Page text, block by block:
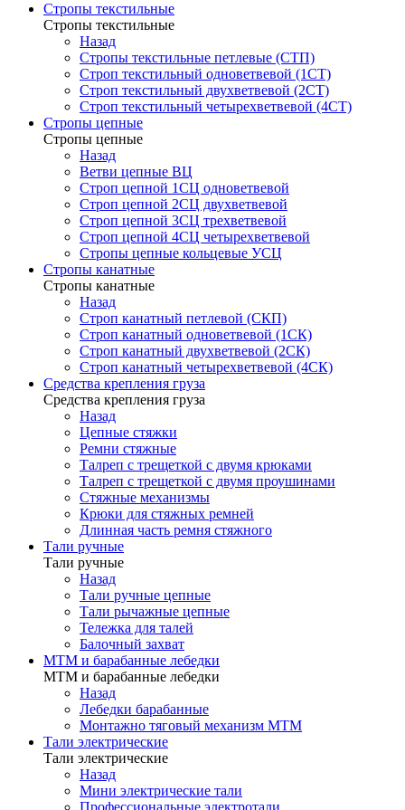
Стропы текстильные
Стропы текстильные
Назад
Стропы текстильные петлевые (СТП)
Строп текстильный одноветвевой (1СТ)
Строп текстильный двухветвевой (2СТ)
Строп текстильный четырехветвевой (4СТ)
Стропы цепные
Стропы цепные
Назад
Ветви цепные ВЦ
Строп цепной 1СЦ одноветвевой
Строп цепной 2СЦ двухветвевой
Строп цепной 3СЦ трехветвевой
Строп цепной 4СЦ четырехветвевой
Стропы цепные кольцевые УСЦ
Стропы канатные
Стропы канатные
Назад
Строп канатный петлевой (СКП)
Строп канатный одноветвевой (1СК)
Строп канатный двухветвевой (2СК)
Строп канатный четырехветвевой (4СК)
Средства крепления груза
Средства крепления груза
Назад
Цепные стяжки
Ремни стяжные
Талреп с трещеткой с двумя крюками
Талреп с трещеткой с двумя проушинами
Стяжные механизмы
Крюки для стяжных ремней
Длинная часть ремня стяжного
Тали ручные
Тали ручные
Назад
Тали ручные цепные
Тали рычажные цепные
Тележка для талей
Балочный захват
МТМ и барабанные лебедки
МТМ и барабанные лебедки
Назад
Лебедки барабанные
Монтажно тяговый механизм МТМ
Тали электрические
Тали электрические
Назад
Мини электрические тали
Профессиональные электротали